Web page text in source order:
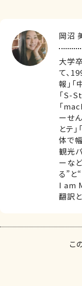
岡沼
大学
て、
報」
「S-
「
ーせ
とテ
体で
観光
ーな
る”と
I am
翻訳
こ